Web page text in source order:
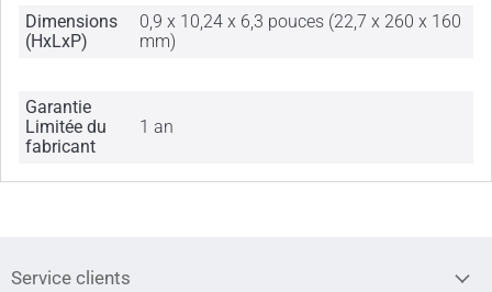
Dimensions
(HxLxP)
0,9 x 10,24 x 6,3 pouces (22,7 x 260 x 160
mm)
Garantie
Limitée du
fabricant
1 an
Service clients